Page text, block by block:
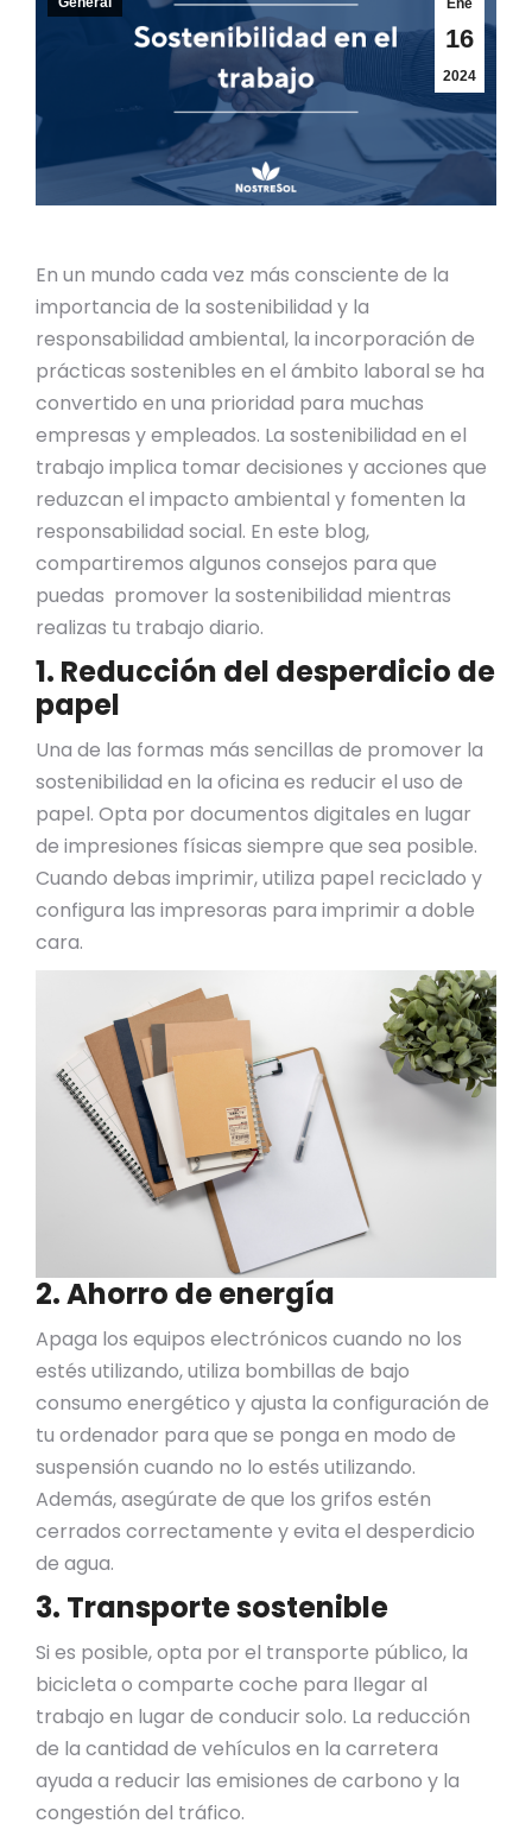
Ene
16
2024
En un mundo cada vez más consciente de la
importancia de la sostenibilidad y la
responsabilidad ambiental, la incorporación de
prácticas sostenibles en el ámbito laboral se ha
convertido en una prioridad para muchas
empresas y empleados. La sostenibilidad en el
trabajo implica tomar decisiones y acciones que
reduzcan el impacto ambiental y fomenten la
responsabilidad social. En este blog,
compartiremos algunos consejos para que
puedas promover la sostenibilidad mientras
realizas tu trabajo diario.
1. Reducción del desperdicio de
papel
Una de las formas más sencillas de promover la
sostenibilidad en la oficina es reducir el uso de
papel. Opta por documentos digitales en lugar
de impresiones físicas siempre que sea posible.
Cuando debas imprimir, utiliza papel reciclado y
configura las impresoras para imprimir a doble
cara.
2. Ahorro de energía
Apaga los equipos electrónicos cuando no los
estés utilizando, utiliza bombillas de bajo
consumo energético y ajusta la configuración de
tu ordenador para que se ponga en modo de
suspensión cuando no lo estés utilizando.
Además, asegúrate de que los grifos estén
cerrados correctamente y evita el desperdicio
de agua.
3. Transporte sostenible
Si es posible, opta por el transporte público, la
bicicleta o comparte coche para llegar al
trabajo en lugar de conducir solo. La reducción
de la cantidad de vehículos en la carretera
ayuda a reducir las emisiones de carbono y la
congestión del tráfico.